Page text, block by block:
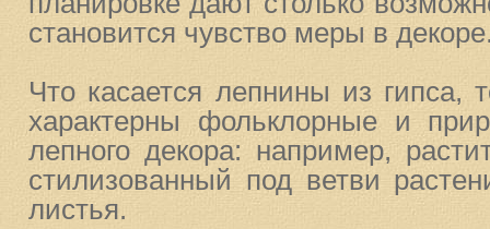
становится чувство меры в
Что касается лепнины из гипса,
характерны фольклорные и
лепного декора: например,
стилизованный под ветви
листья.